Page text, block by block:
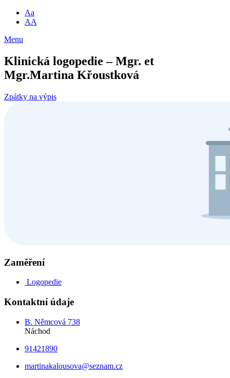
Aa
AA
Menu
Klinická logopedie – Mgr. et
Mgr.Martina Křoustková
Zpátky na výpis
Zaměření
Logopedie
Kontaktní údaje
B. Němcová 738
Náchod
91421890
martinakalousova@seznam.cz